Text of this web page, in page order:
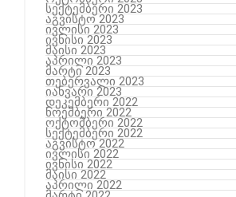
სექტემბერი 2023
აგვისტო 2023
ივლისი 2023
ივნისი 2023
მაისი 2023
აპრილი 2023
მარტი 2023
თებერვალი 2023
იანვარი 2023
დეკემბერი 2022
ნოემბერი 2022
ოქტომბერი 2022
სექტემბერი 2022
აგვისტო 2022
ივლისი 2022
ივნისი 2022
მაისი 2022
აპრილი 2022